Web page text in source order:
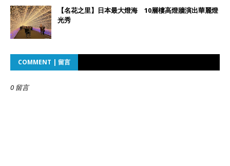
【名花之里】日本最大燈海 10層樓高燈牆演出華麗燈
光秀
COMMENT | 留言
0 留言